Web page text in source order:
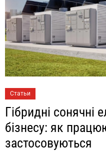
Статьи
Гібридні сонячні
бізнесу: як
застосовуються